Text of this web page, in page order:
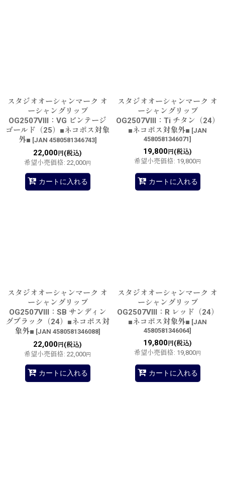
スタジオオーシャンマーク オ
ーシャングリップ
OG2507VIII：VG ビンテージ
ゴールド（25）■ネコポス対象
外■ [JAN 4580581346743]
22,000円(税込)
希望小売価格: 22,000円
カートに入れる
スタジオオーシャンマーク オ
ーシャングリップ
OG2507VIII：Ti チタン（24）
■ネコポス対象外■ [JAN
4580581346071]
19,800円(税込)
希望小売価格: 19,800円
カートに入れる
スタジオオーシャンマーク オ
ーシャングリップ
OG2507VIII：SB サンディン
グブラック（24）■ネコポス対
象外■ [JAN 4580581346088]
22,000円(税込)
希望小売価格: 22,000円
カートに入れる
スタジオオーシャンマーク オ
ーシャングリップ
OG2507VIII：R レッド（24）
■ネコポス対象外■ [JAN
4580581346064]
19,800円(税込)
希望小売価格: 19,800円
カートに入れる